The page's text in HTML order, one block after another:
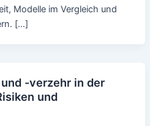
Modelle im Vergleich und
[…]
-verzehr in der
und